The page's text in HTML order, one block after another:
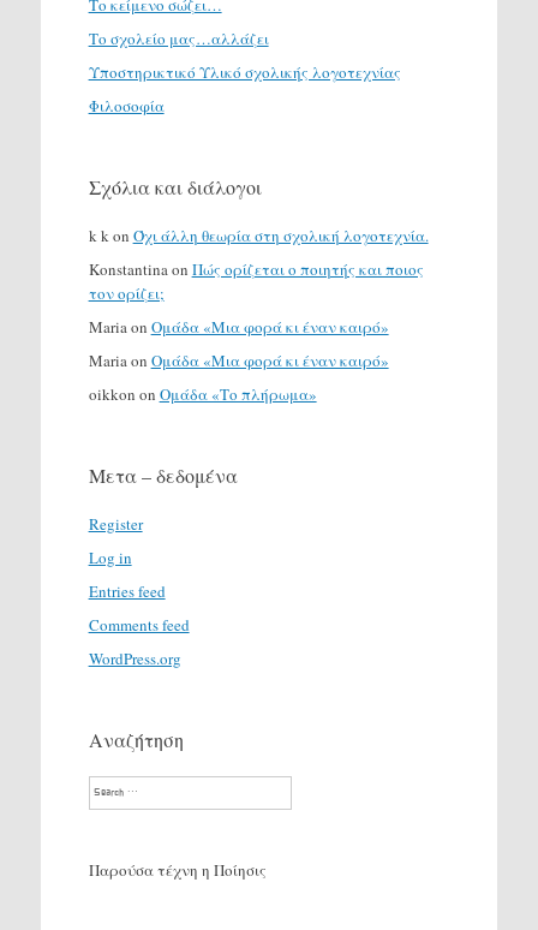
Το κείμενο σώζει…
Το σχολείο μας…αλλάζει
Υποστηρικτικό Υλικό σχολικής λογοτεχνίας
Φιλοσοφία
Σχόλια και διάλογοι
k kon Όχι άλλη θεωρία στη σχολική λογοτεχνία.
Konstantinaon Πώς ορίζεται ο ποιητής και ποιος
τον ορίζει;
Mariaon Ομάδα «Μια φορά κι έναν καιρό»
Mariaon Ομάδα «Μια φορά κι έναν καιρό»
oikkon on Ομάδα «Το πλήρωμα»
Μετα – δεδομένα
Register
Log in
Entries feed
Comments feed
WordPress.org
Αναζήτηση
Search
Παρούσα τέχνη η Ποίησις